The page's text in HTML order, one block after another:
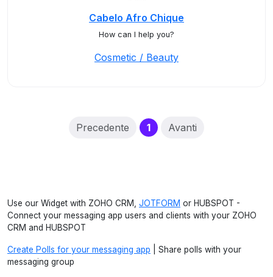
Cabelo Afro Chique
How can I help you?
Cosmetic / Beauty
Precedente 1(current)
Avanti
Use our Widget with ZOHO CRM, JOTFORM or HUBSPOT -
Connect your messaging app users and clients with your ZOHO
CRM and HUBSPOT
Create Polls for your messaging app | Share polls with your
messaging group